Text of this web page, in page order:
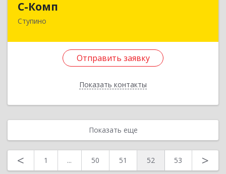
С-Комп
Ступино
Отправить заявку
Показать контакты
142803, Московская обл, Ступинский р-н,
Отправить заявку
Назад
Показать еще
< 1 ... 50 51 52 53 >